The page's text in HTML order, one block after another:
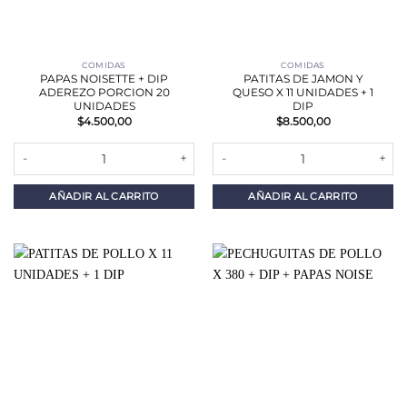
COMIDAS
PAPAS NOISETTE + DIP
ADEREZO PORCION 20
UNIDADES
$4.500,00
AÑADIR AL CARRITO
COMIDAS
PATITAS DE JAMON Y
QUESO X 11 UNIDADES + 1
DIP
$8.500,00
AÑADIR AL CARRITO